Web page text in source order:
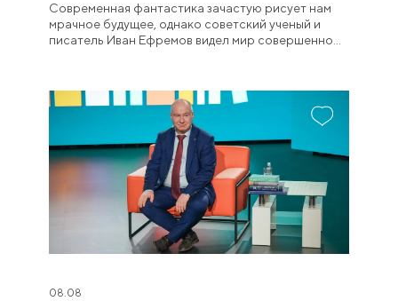
Современная фантастика зачастую рисует нам
мрачное будущее, однако советский ученый и
писатель Иван Ефремов видел мир совершенно
08.08